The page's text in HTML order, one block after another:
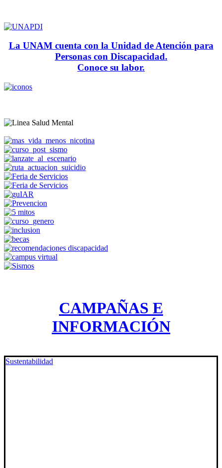
La UNAM cuenta con la Unidad de Atención para
Personas con Discapacidad.
Conoce su labor.
CAMPAÑAS E
INFORMACIÓN
Sustentabilidad